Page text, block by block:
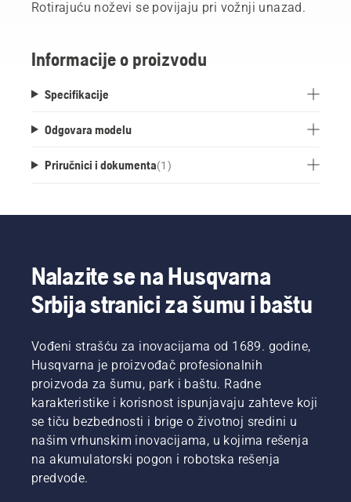
Rotirajuću noževi se povijaju pri vožnji unazad.
Informacije o proizvodu
Specifikacije
Odgovara modelu
Priručnici i dokumenta(1 )
Nalazite se na Husqvarna
Srbija stranici za šumu i baštu
Vođeni strašću za inovacijama od 1689. godine,
Husqvarna je proizvođač profesionalnih
proizvoda za šumu, park i baštu. Radne
karakteristike i korisnost ispunjavaju zahteve koji
se tiču bezbednosti i brige o životnoj sredini u
našim vrhunskim inovacijama, u kojima rešenja
na akumulatorski pogon i robotska rešenja
predvode.